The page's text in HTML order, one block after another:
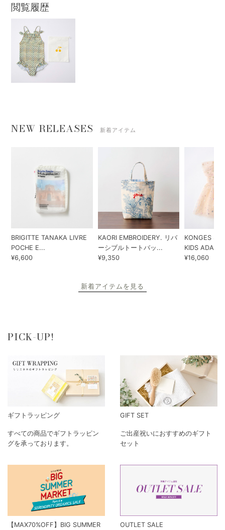
閲覧履歴
NEW RELEASES 新着アイテム
BRIGITTE TANAKA LIVRE
POCHE E...
¥6,600
KAORI EMBROIDERY. リバ
ーシブルトートバッ...
¥9,350
KONGES
KIDS ADA...
¥16,060
新着アイテムを見る
PICK-UP!
ギフトラッピング
すべての商品でギフトラッピン
グを承っております。
GIFT SET
ご出産祝いにおすすめのギフト
セット
【MAX70%OFF】BIG SUMMER
OUTLET SALE